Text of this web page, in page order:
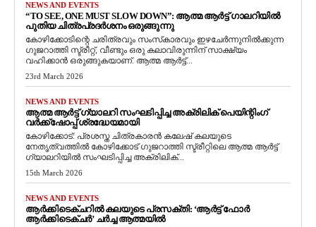
NEWS AND EVENTS
“TO SEE, ONE MUST SLOW DOWN”: ആത്മ ആർട്ട് ഗാലറിയിൽ
പുതിയ ചിത്രപ്രദർശനം ഒരുങ്ങുന്നു
കോഴിക്കോടിന്റെ ചരിത്രവും സംസ്‌കാരവും ഇഴചേർന്നുനിൽക്കുന്ന
ഗുജറാത്തി സ്ട്രീറ്റ്, വീണ്ടും ഒരു കലാവിരുന്നിന് സാക്ഷ്യം
വഹിക്കാൻ ഒരുങ്ങുകയാണ്. ആത്മ ആർട്ട്...
23rd March 2026
NEWS AND EVENTS
ആത്മ ആർട്ട് ഗ്യാലറി സംഘടിപ്പിച്ച അക്രിലിക് പെയിന്റിംഗ്
വർക്ക്‌ഷോപ്പ് ശ്രദ്ധേയമായി
കോഴിക്കോട്: പ്രശസ്ത ചിത്രകാരൻ കലേഷ് കലയുടെ
നേതൃത്വത്തിൽ കോഴിക്കോട് ഗുജറാത്തി സ്ട്രീറ്റിലെ ആത്മ ആർട്ട്
ഗ്യാലറിയിൽ സംഘടിപ്പിച്ച അക്രിലിക്...
15th March 2026
NEWS AND EVENTS
ആർക്കിടെക്ചറിൽ കലയുടെ പ്രസക്തി: ‘ആർട്ട് ഫോർ
ആർക്കിടെക്ചർ’ ചർച്ച ആത്മയിൽ